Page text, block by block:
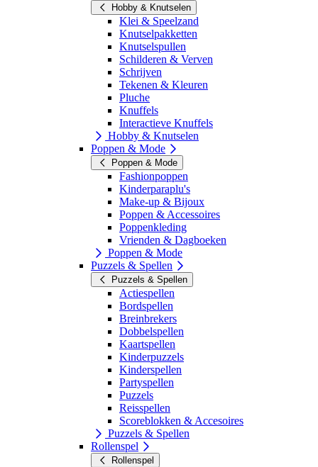
Hobby & Knutselen
Klei & Speelzand
Knutselpakketten
Knutselspullen
Schilderen & Verven
Schrijven
Tekenen & Kleuren
Pluche
Knuffels
Interactieve Knuffels
Hobby & Knutselen
Poppen & Mode
Poppen & Mode
Fashionpoppen
Kinderparaplu's
Make-up & Bijoux
Poppen & Accessoires
Poppenkleding
Vrienden & Dagboeken
Poppen & Mode
Puzzels & Spellen
Puzzels & Spellen
Actiespellen
Bordspellen
Breinbrekers
Dobbelspellen
Kaartspellen
Kinderpuzzels
Kinderspellen
Partyspellen
Puzzels
Reisspellen
Scoreblokken & Accesoires
Puzzels & Spellen
Rollenspel
Rollenspel